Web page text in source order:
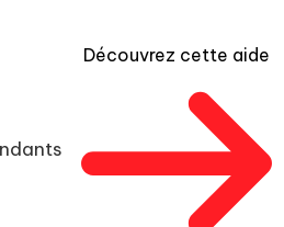
Découvrez cette aide